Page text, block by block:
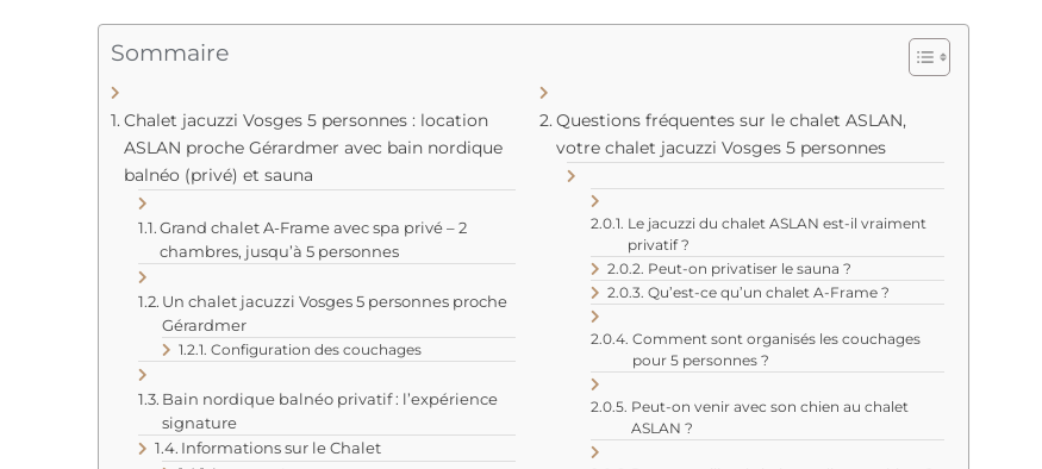
Sommaire
Chalet jacuzzi Vosges 5 personnes : location
ASLAN proche Gérardmer avec bain nordique
balnéo (privé) et sauna
Grand chalet A-Frame avec spa privé – 2
chambres, jusqu’à 5 personnes
Un chalet jacuzzi Vosges 5 personnes proche
Gérardmer
Configuration des couchages
Bain nordique balnéo privatif : l’expérience
signature
Informations sur le Chalet
Questions fréquentes sur le chalet ASLAN,
votre chalet jacuzzi Vosges 5 personnes
Le jacuzzi du chalet ASLAN est-il vraiment
privatif ?
Peut-on privatiser le sauna ?
Qu’est-ce qu’un chalet A-Frame ?
Comment sont organisés les couchages
pour 5 personnes ?
Peut-on venir avec son chien au chalet
ASLAN ?